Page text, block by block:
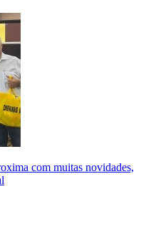
com muitas novidades,